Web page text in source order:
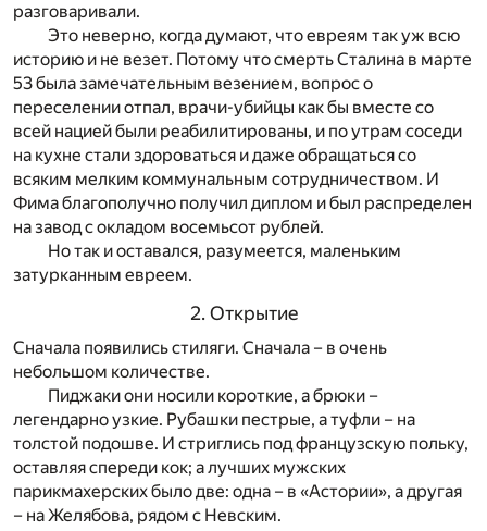
разговаривали.
Это неверно, когда думают, что евреям так уж всю
историю и не везет. Потому что смерть Сталина в марте
53 была замечательным везением, вопрос о
переселении отпал, врачи-убийцы как бы вместе со
всей нацией были реабилитированы, и по утрам соседи
на кухне стали здороваться и даже обращаться со
всяким мелким коммунальным сотрудничеством. И
Фима благополучно получил диплом и был распределен
на завод с окладом восемьсот рублей.
Но так и оставался, разумеется, маленьким
затурканным евреем.
2. Открытие
Сначала появились стиляги. Сначала – в очень
небольшом количестве.
Пиджаки они носили короткие, а брюки –
легендарно узкие. Рубашки пестрые, а туфли – на
толстой подошве. И стриглись под французскую польку,
оставляя спереди кок; а лучших мужских
парикмахерских было две: одна – в «Астории», а другая
– на Желябова, рядом с Невским.